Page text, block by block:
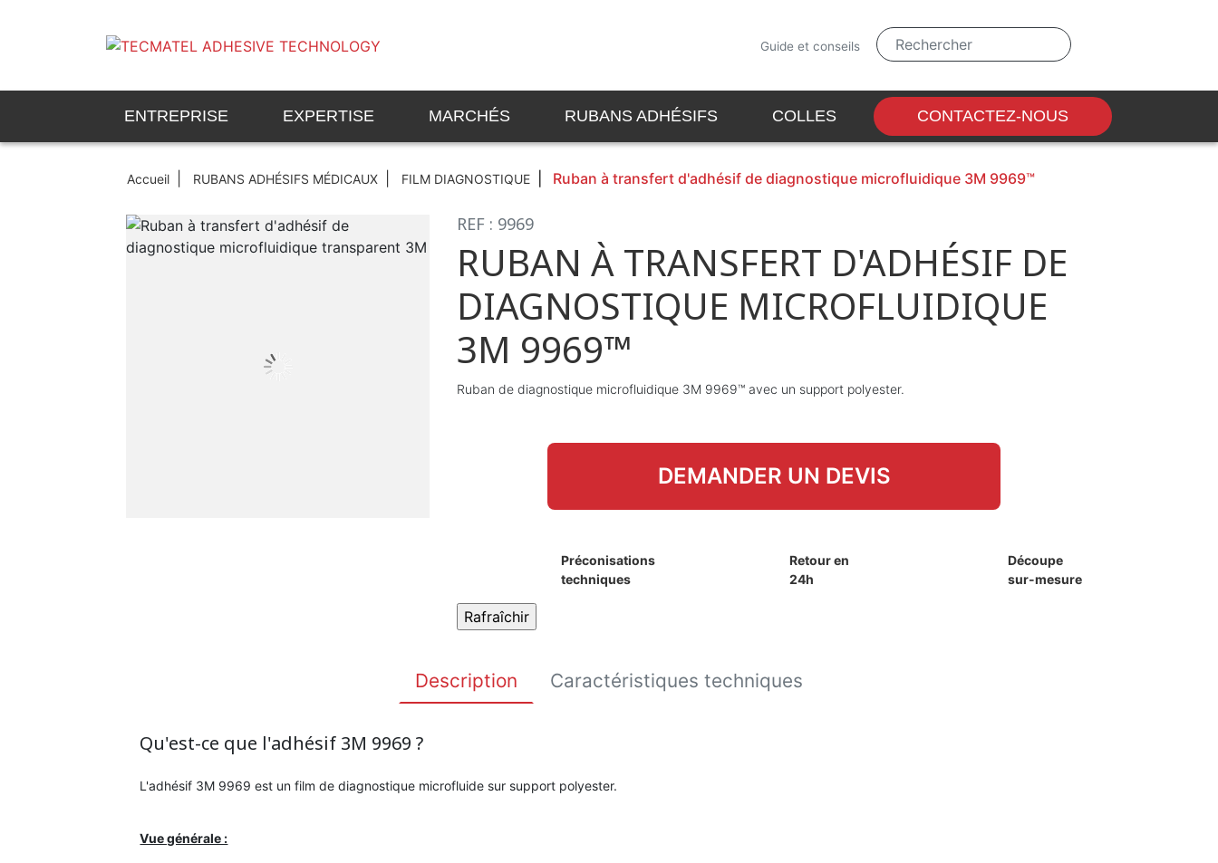
Guide et conseils
ENTREPRISE EXPERTISE MARCHÉS RUBANS ADHÉSIFS COLLES ACCESSOIRES
CONTACTEZ-NOUS
Accueil RUBANS ADHÉSIFS MÉDICAUX FILM DIAGNOSTIQUE Ruban à transfert d'adhésif de diagnostique microfluidique 3M 9969™
REF : 9969
RUBAN À TRANSFERT D'ADHÉSIF DE
DIAGNOSTIQUE MICROFLUIDIQUE
3M 9969™
Ruban de diagnostique microfluidique 3M 9969™ avec un support polyester.
DEMANDER UN DEVIS
Préconisations
techniques
Retour en
24h
Découpe
sur-mesure
Description Caractéristiques techniques
Qu'est-ce que l'adhésif 3M 9969 ?
L'adhésif 3M 9969 est un film de diagnostique microfluide sur support polyester.
Vue générale :